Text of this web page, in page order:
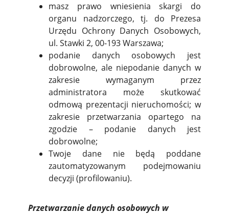
masz prawo wniesienia skargi do
organu nadzorczego, tj. do Prezesa
Urzędu Ochrony Danych Osobowych,
ul. Stawki 2, 00-193 Warszawa;
podanie danych osobowych jest
dobrowolne, ale niepodanie danych w
zakresie wymaganym przez
administratora może skutkować
odmową prezentacji nieruchomości; w
zakresie przetwarzania opartego na
zgodzie – podanie danych jest
dobrowolne;
Twoje dane nie będą poddane
zautomatyzowanym podejmowaniu
decyzji (profilowaniu).
Przetwarzanie danych osobowych w